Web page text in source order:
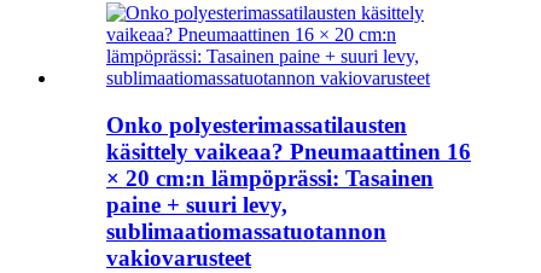
Onko polyesterimassatilausten
käsittely vaikeaa? Pneumaattinen 16
× 20 cm:n lämpöprässi: Tasainen
paine + suuri levy,
sublimaatiomassatuotannon
vakiovarusteet